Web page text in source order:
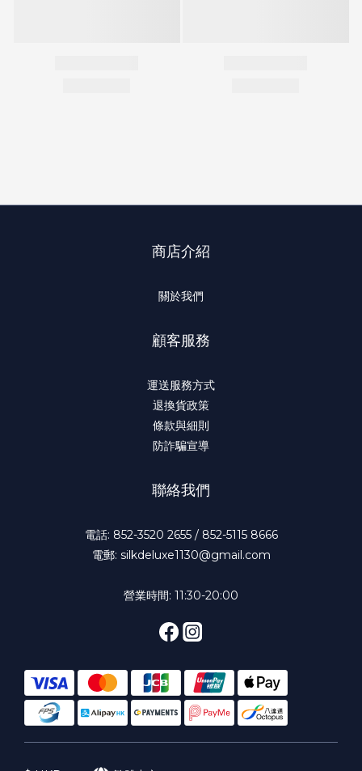
商店介紹
關於我們
顧客服務
運送服務方式
退換貨政策
條款與細則
防詐騙宣導
聯絡我們
電話: 852-3520 2655 / 852-5115 8666
電郵: silkdeluxe1130@gmail.com
營業時間: 11:30-20:00